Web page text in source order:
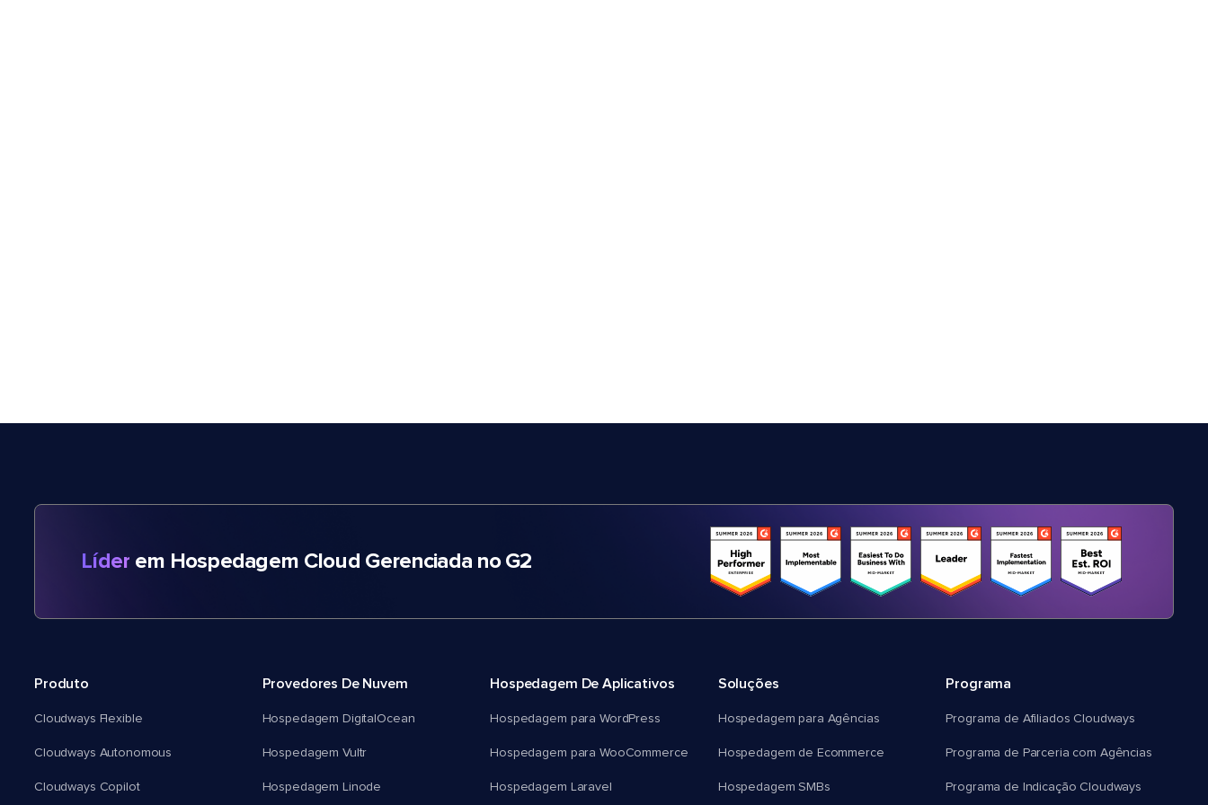
Líder em Hospedagem Cloud Gerenciada no G2
Produto
Cloudways Flexible
Cloudways Autonomous
Cloudways Copilot
Provedores De Nuvem
Hospedagem DigitalOcean
Hospedagem Vultr
Hospedagem Linode
Hospedagem De Aplicativos
Hospedagem para WordPress
Hospedagem para WooCommerce
Hospedagem Laravel
Soluções
Hospedagem para Agências
Hospedagem de Ecommerce
Hospedagem SMBs
Programa
Programa de Afiliados Cloudways
Programa de Parceria com Agências
Programa de Indicação Cloudways